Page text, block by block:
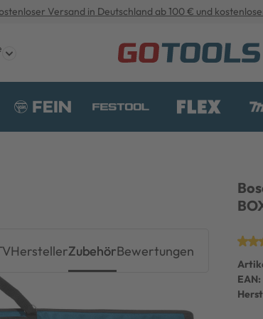
Versand in Deutschland ab 100 € und
HerstellerZubehörBewertungen
EAN: